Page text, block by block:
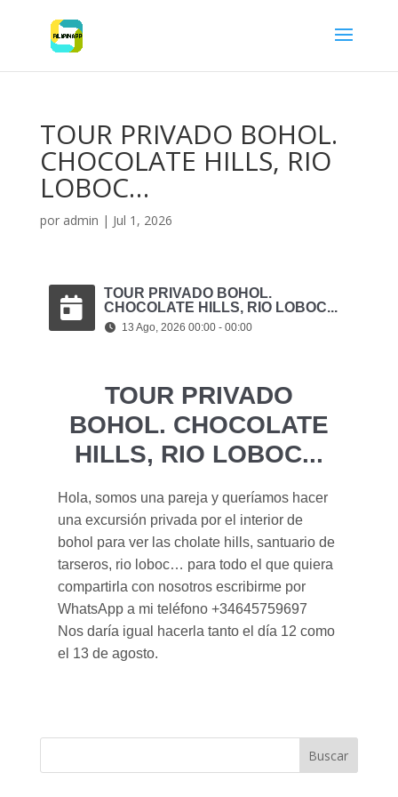
TOUR PRIVADO BOHOL.
CHOCOLATE HILLS, RIO
LOBOC…
por admin | Jul 1, 2026
TOUR PRIVADO BOHOL.
CHOCOLATE HILLS, RIO LOBOC...
13 Ago, 2026 00:00 - 00:00
TOUR PRIVADO
BOHOL. CHOCOLATE
HILLS, RIO LOBOC...
Hola, somos una pareja y queríamos hacer
una excursión privada por el interior de
bohol para ver las cholate hills, santuario de
tarseros, rio loboc… para todo el que quiera
compartirla con nosotros escribirme por
WhatsApp a mi teléfono +34645759697
Nos daría igual hacerla tanto el día 12 como
el 13 de agosto.
Buscar